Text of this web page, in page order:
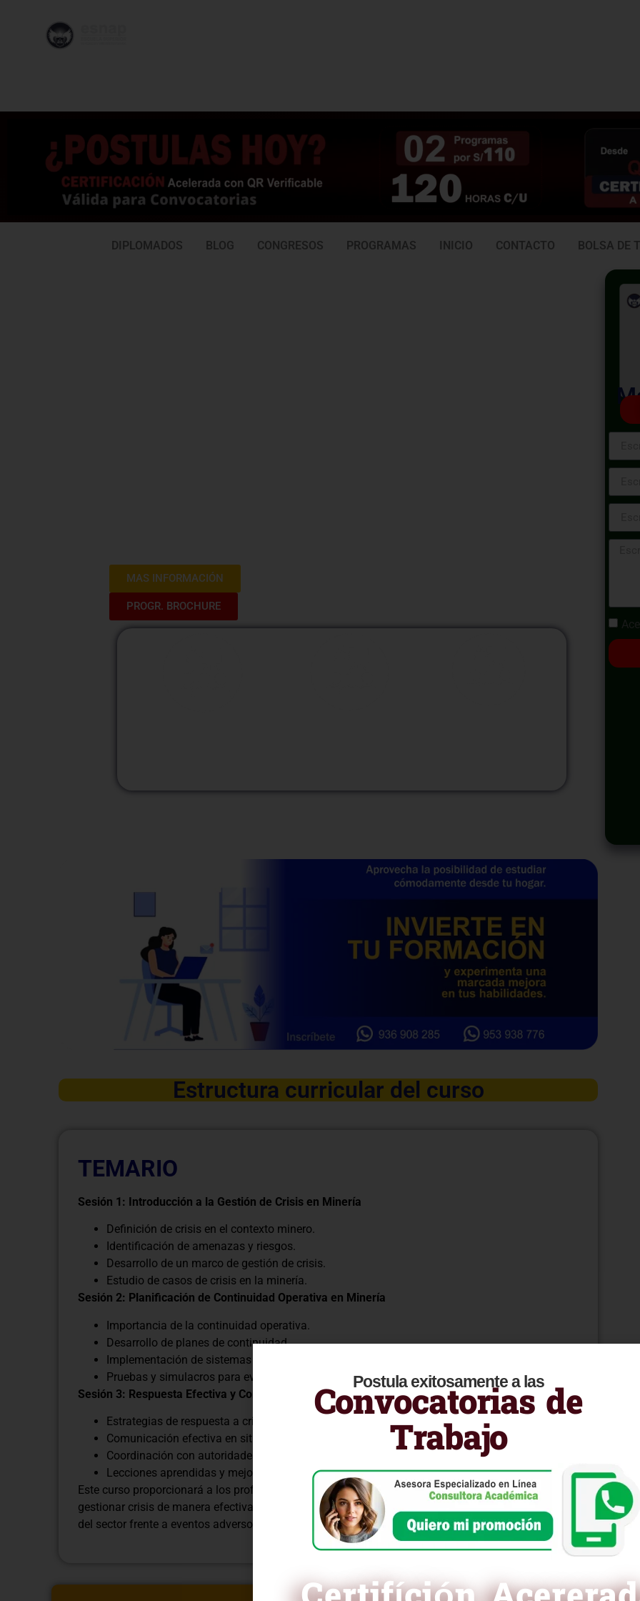
DIPLOMADOS BLOG CONGRESOS PROGRAMAS INICIO CONTACTO BOLSA DE
MAS INFORMACIÓN
PROGR. BROCHURE
Estructura curricular del curso
TEMARIO
Sesión 1: Introducción a la Gestión de Crisis en Minería
Definición de crisis en el contexto minero.
Identificación de amenazas y riesgos.
Desarrollo de un marco de gestión de crisis.
Estudio de casos de crisis en la minería.
Sesión 2: Planificación de Continuidad Operativa en Minería
Importancia de la continuidad operativa.
Desarrollo de planes de continuidad.
Implementación de sistemas de respaldo.
Pruebas y simulacros para evaluar la continuidad.
Sesión 3: Respuesta Efectiva y Comunicación en Crisis Mineras
Estrategias de respuesta a crisis.
Comunicación efectiva en situaciones de emergencia.
Coordinación con autoridades y partes interesadas.
Lecciones aprendidas y mejora continua.
Este curso proporcionará a los profesionales de la minería las herramientas necesarias para
gestionar crisis de manera efectiva y garantizar la continuidad operativa, fortaleciendo la resiliencia
del sector frente a eventos adversos.
Postula exitosamente a las
Convocatorias de
Trabajo